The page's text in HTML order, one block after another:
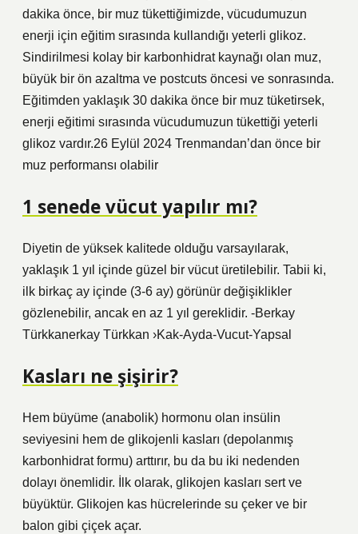
dakika önce, bir muz tükettiğimizde, vücudumuzun
enerji için eğitim sırasında kullandığı yeterli glikoz.
Sindirilmesi kolay bir karbonhidrat kaynağı olan muz,
büyük bir ön azaltma ve postcuts öncesi ve sonrasında.
Eğitimden yaklaşık 30 dakika önce bir muz tüketirsek,
enerji eğitimi sırasında vücudumuzun tükettiği yeterli
glikoz vardır.26 Eylül 2024 Trenmandan’dan önce bir
muz performansı olabilir
1 senede vücut yapılır mı?
Diyetin de yüksek kalitede olduğu varsayılarak,
yaklaşık 1 yıl içinde güzel bir vücut üretilebilir. Tabii ki,
ilk birkaç ay içinde (3-6 ay) görünür değişiklikler
gözlenebilir, ancak en az 1 yıl gereklidir. -Berkay
Türkkanerkay Türkkan ›Kak-Ayda-Vucut-Yapsal
Kasları ne şişirir?
Hem büyüme (anabolik) hormonu olan insülin
seviyesini hem de glikojenli kasları (depolanmış
karbonhidrat formu) arttırır, bu da bu iki nedenden
dolayı önemlidir. İlk olarak, glikojen kasları sert ve
büyüktür. Glikojen kas hücrelerinde su çeker ve bir
balon gibi çiçek açar.